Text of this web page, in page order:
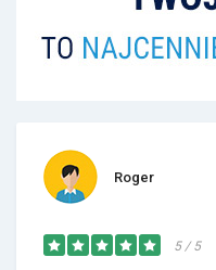
Roger
5 / 5